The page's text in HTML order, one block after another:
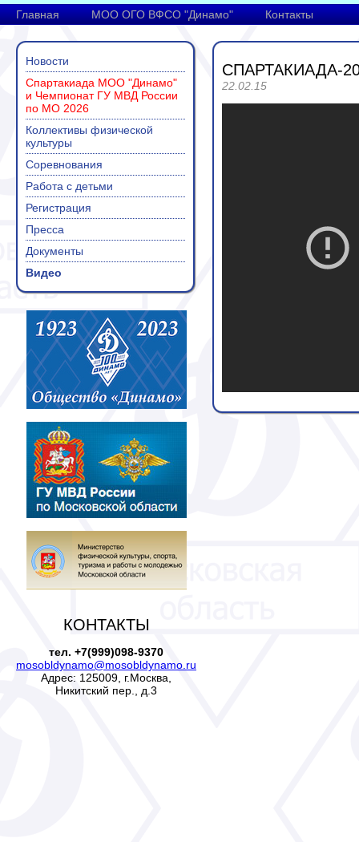
Главная МОО ОГО ВФСО "Динамо" Контакты
Новости
Спартакиада МОО "Динамо"
и Чемпионат ГУ МВД России
по МО 2026
Коллективы физической
культуры
Соревнования
Работа с детьми
Регистрация
Пресса
Документы
Видео
КОНТАКТЫ
тел. +7(999)098-9370
mosobldynamo@mosobldynamo.ru
Адрес: 125009, г.Москва,
Никитский пер., д.3
СПАРТАКИАДА-
22.02.15